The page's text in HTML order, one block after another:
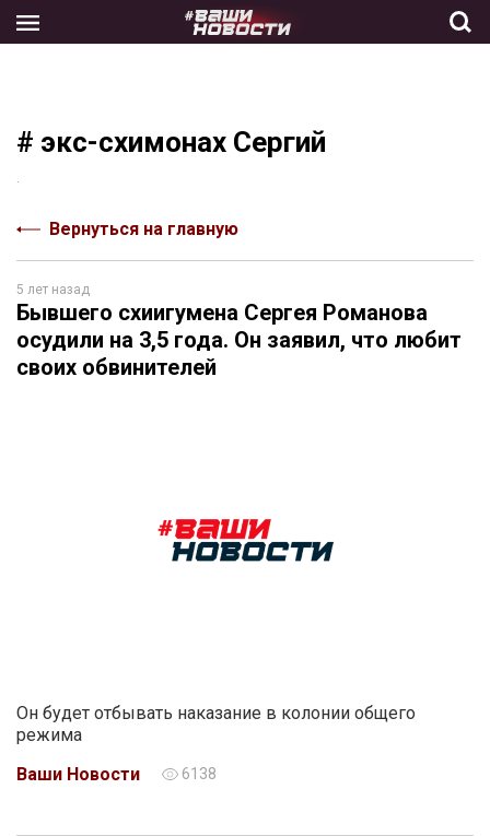
the
# экс-схимонах Сергий
Вернуться на главную
5 лет назад
Бывшего схиигумена Сергея Романова
осудили на 3,5 года. Он заявил, что любит
своих обвинителей
Он будет отбывать наказание в колонии общего
режима
Ваши Новости
6138